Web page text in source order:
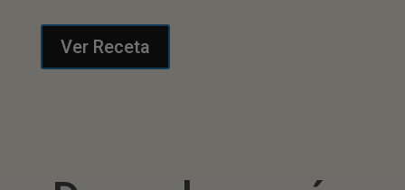
Ver Receta